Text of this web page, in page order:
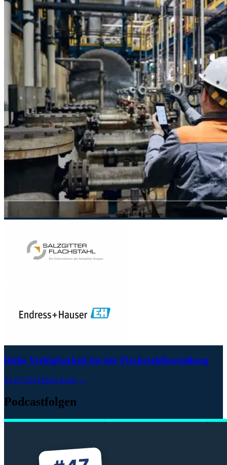
Hohe Verfügbarkeit bei der Flachstahlherstellung
21.07.2021Mehr lesen →
Podcastfolgen